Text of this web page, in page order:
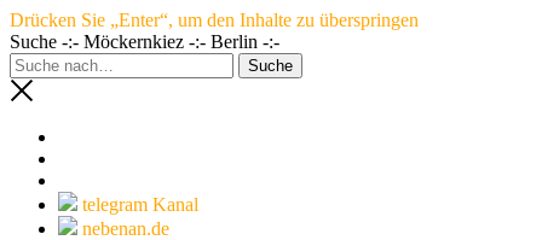
Drücken Sie „Enter“, um den Inhalte zu überspringen
Suche -:- Möckernkiez -:- Berlin -:-
telegram Kanal
nebenan.de